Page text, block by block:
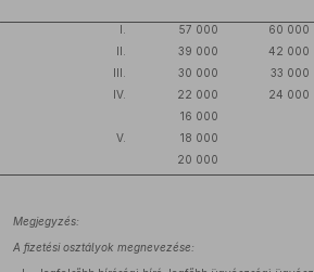
I.
57 000 60 000
II.
39 000 42 000
III.
30 000 33 000
IV.
22 000 24 000
16 000
V.
18 000
20 000
Megjegyzés:
A fizetési osztályok megnevezése: